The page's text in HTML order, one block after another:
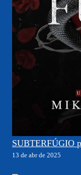
SUBTERFÚGIO
13 de abr de 2025